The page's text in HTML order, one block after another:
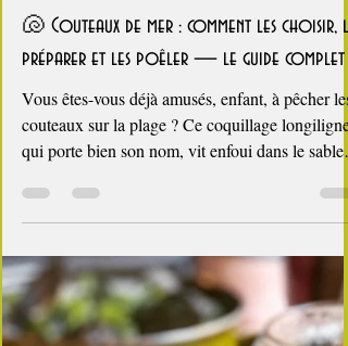
4 min de lecture
Coquillages et crustacés
préparer et les poêler — le guide complet
Vous êtes-vous déjà amusés, enfant, à pêcher les
couteaux sur la plage ? Ce coquillage longiligne,